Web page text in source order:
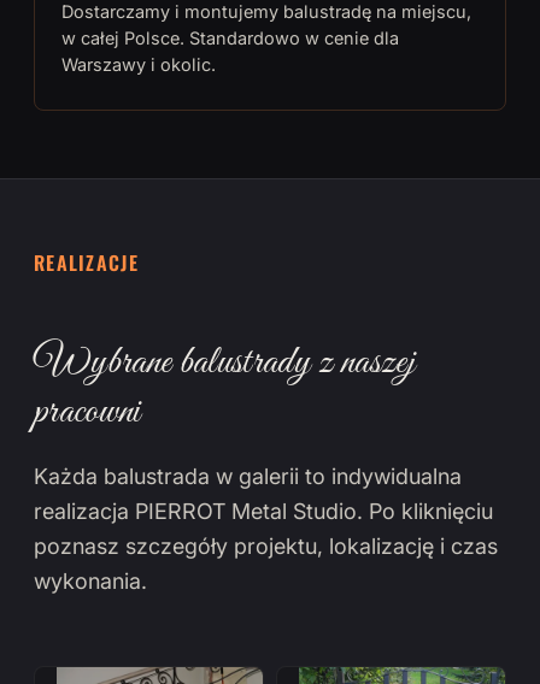
Dostarczamy i montujemy balustradę na miejscu,
w całej Polsce. Standardowo w cenie dla
Warszawy i okolic.
REALIZACJE
Wybrane balustrady z naszej
pracowni
Każda balustrada w galerii to indywidualna
realizacja PIERROT Metal Studio. Po kliknięciu
poznasz szczegóły projektu, lokalizację i czas
wykonania.